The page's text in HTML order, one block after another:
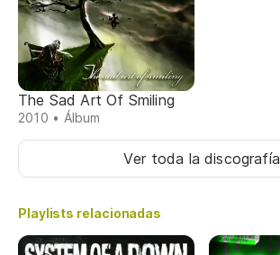
The Sad Art Of Smiling
2010 • Álbum
Ver toda la discografía
Playlists relacionadas